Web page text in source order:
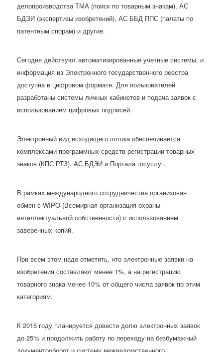
делопроизводства ТМА (поиск по товарным знакам), АС
БДЭИ (экспертизы изобретений), АС ББД ППС (палаты по
патентным спорам) и другие.
Сегодня действуют автоматизированные учетные системы, и
информация из Электронного государственного реестра
доступна в цифровом формате. Для пользователей
разработаны системы личных кабинетов и подача заявок с
использованием цифровых подписей.
Электронный вид исходящего потока обеспечивается
комплексами программных средств регистрации товарных
знаков (КПС РТЗ), АС БДЭИ и Портала госуслуг.
В рамках международного сотрудничества организован
обмен с WIPO (Всемирная организация охраны
интеллектуальной собственности) с использованием
заверенных копий.
При всем этом надо отметить, что электронные заявки на
изобретения составляют менее 1%, а на регистрацию
товарного знака менее 10% от общего числа заявок по этим
категориям.
К 2015 году планируется довести долю электронных заявок
до 25% и продолжить работу по переходу на безбумажный